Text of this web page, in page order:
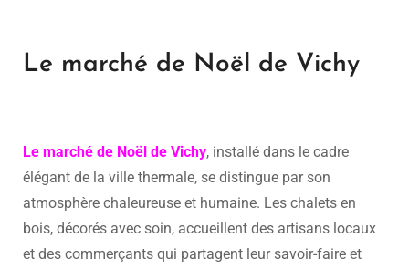
Le marché de Noël de Vichy
Le marché de Noël de Vichy, installé dans le cadre
élégant de la ville thermale, se distingue par son
atmosphère chaleureuse et humaine. Les chalets en
bois, décorés avec soin, accueillent des artisans locaux
et des commerçants qui partagent leur savoir-faire et